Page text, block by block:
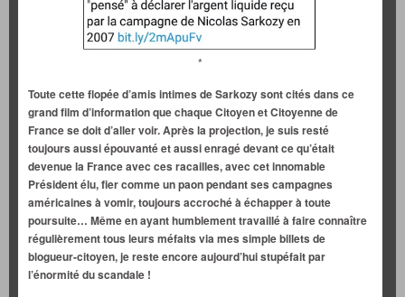
*
Toute cette flopée d’amis intimes de Sarkozy sont cités dans ce
grand film d’information que chaque Citoyen et Citoyenne de
France se doit d’aller voir. Après la projection, je suis resté
toujours aussi épouvanté et aussi enragé devant ce qu’était
devenue la France avec ces racailles, avec cet innomable
Président élu, fier comme un paon pendant ses campagnes
américaines à vomir, toujours accroché à échapper à toute
poursuite… Même en ayant humblement travaillé à faire connaître
régulièrement tous leurs méfaits via mes simple billets de
blogueur-citoyen, je reste encore aujourd’hui stupéfait par
l’énormité du scandale !